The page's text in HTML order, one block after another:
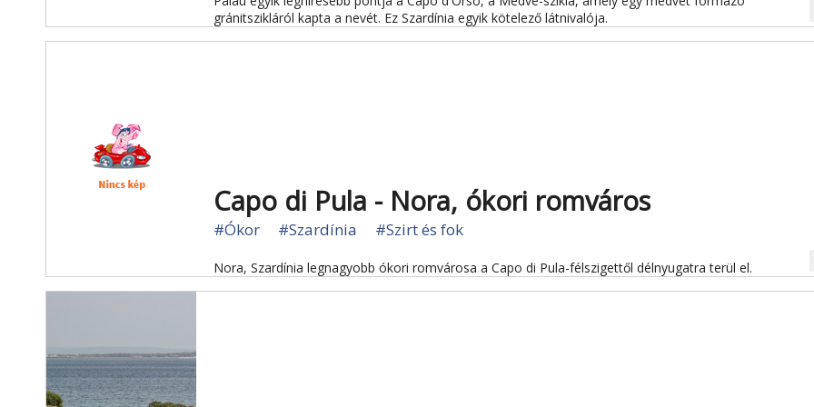
gránitszikláról kapta a nevét. Ez Szardínia egyik kötelező látnivalója.
Capo di Pula - Nora, ókori romváros
#Ókor #Szardínia #Szirt és fok
Nora, Szardínia legnagyobb ókori romvárosa a Capo di Pula-félszigettől délnyugatra terül el.